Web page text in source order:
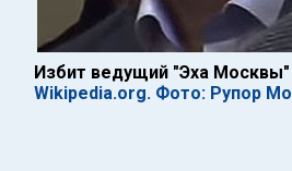
Избит ведущий "Эха
Wikipedia.org. Фото: Рупор